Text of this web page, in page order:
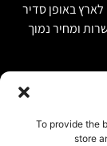
To provide the
store
לארץ באופן סדיר
ומחיר נמוך